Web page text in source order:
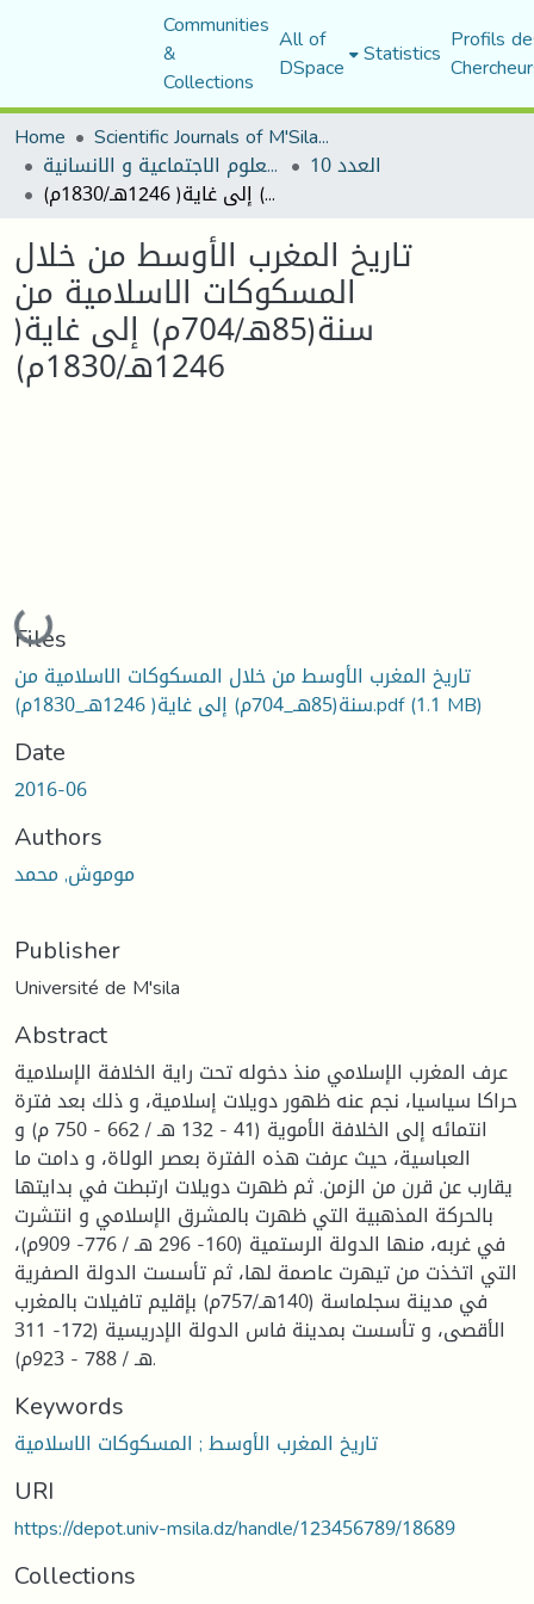
Communities
&
Collections
All of
DSpace Statistics Profils
Home
Scientific Journals of M'Sila University
مجلة العلوم الاجتماعية و الانسانية العدد 10
تاريخ المغرب الأوسط من خلال المسكوكات الاسلامية من سنة(85هـ/704م) إلى غاية( 1246هـ/1830م)
تاريخ المغرب الأوسط من خلال
المسكوكات الاسلامية من
سنة(85هـ/704م) إلى غاية(
1246هـ/1830م)
Loading...
Files
تاريخ المغرب الأوسط من خلال المسكوكات الاسلامية من
سنة(85هـ_704م) إلى غاية( 1246هـ_1830م).pdf(1.1 MB)
Date
2016-06
Authors
موموش, محمد
Publisher
Université de M'sila
Abstract
عرف المغرب الإسلامي منذ دخوله تحت راية الخلافة الإسلامية
حراكا سياسيا، نجم عنه ظهور دويلات إسلامية، و ذلك بعد فترة
انتمائه إلى الخلافة الأموية (41 - 132 هـ / 662 - 750 م) و
العباسية، حيث عرفت هذه الفترة بعصر الولاة، و دامت ما
يقارب عن قرن من الزمن. ثم ظهرت دويلات ارتبطت في بدايتها
بالحركة المذهبية التي ظهرت بالمشرق الإسلامي و انتشرت
في غربه، منها الدولة الرستمية (160- 296 هـ / 776- 909م)،
التي اتخذت من تيهرت عاصمة لها، ثم تأسست الدولة الصفرية
في مدينة سجلماسة (140هـ/757م) بإقليم تافيلات بالمغرب
الأقصى، و تأسست بمدينة فاس الدولة الإدريسية (172- 311
هـ / 788 - 923م).
Keywords
تاريخ المغرب الأوسط ; المسكوكات الاسلامية
URI
https://depot.univ-msila.dz/handle/123456789/18689
Collections